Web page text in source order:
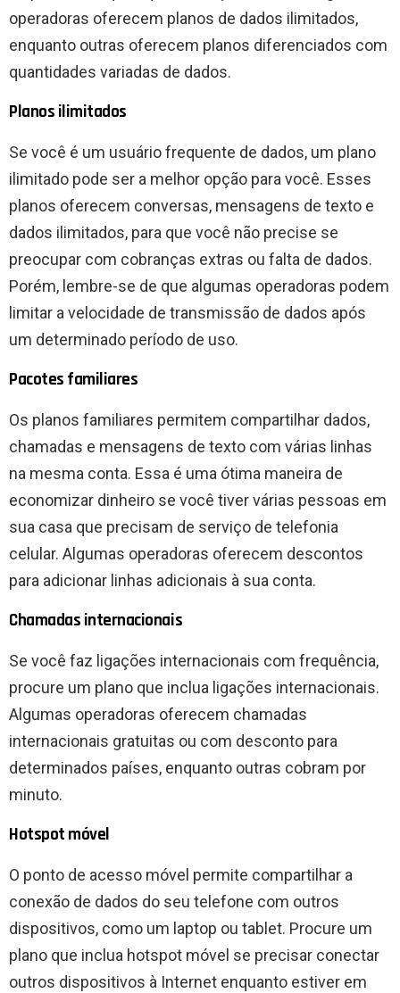
operadoras oferecem planos de dados ilimitados,
enquanto outras oferecem planos diferenciados com
quantidades variadas de dados.
Planos ilimitados
Se você é um usuário frequente de dados, um plano
ilimitado pode ser a melhor opção para você. Esses
planos oferecem conversas, mensagens de texto e
dados ilimitados, para que você não precise se
preocupar com cobranças extras ou falta de dados.
Porém, lembre-se de que algumas operadoras podem
limitar a velocidade de transmissão de dados após
um determinado período de uso.
Pacotes familiares
Os planos familiares permitem compartilhar dados,
chamadas e mensagens de texto com várias linhas
na mesma conta. Essa é uma ótima maneira de
economizar dinheiro se você tiver várias pessoas em
sua casa que precisam de serviço de telefonia
celular. Algumas operadoras oferecem descontos
para adicionar linhas adicionais à sua conta.
Chamadas internacionais
Se você faz ligações internacionais com frequência,
procure um plano que inclua ligações internacionais.
Algumas operadoras oferecem chamadas
internacionais gratuitas ou com desconto para
determinados países, enquanto outras cobram por
minuto.
Hotspot móvel
O ponto de acesso móvel permite compartilhar a
conexão de dados do seu telefone com outros
dispositivos, como um laptop ou tablet. Procure um
plano que inclua hotspot móvel se precisar conectar
outros dispositivos à Internet enquanto estiver em